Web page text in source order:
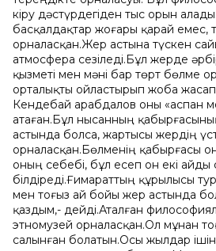
кіру дəстүрдегіден тыс орын
басқалдақтар жоғары қарай емес,
орналасқан.Жер астына түскен
атмосфера сезіледі.Бұл жерде
қызметі мен мəні бар төрт бөлме
орталықты ойластырып жоба
Кендебай Қарабдалов оны «аспан
атаған.Бұл нысанның
астында болса, жартысы жердің
орналасқан.Бөлменің қабырғасы он
оның себебі, бұл есеп он екі
білдіреді.Ғимараттың құрылысы
мен тоғыз ай бойы жер астында
қаздым,- дейді.Аталған
этномузей орналасқан.Ол мұнан
салынған болатын.Осы жылдар